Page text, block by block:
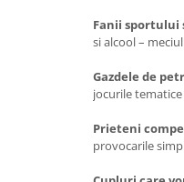
Fanii sportului
si alcool –
Gazdele de
jocurile
Prieteni
provocarile